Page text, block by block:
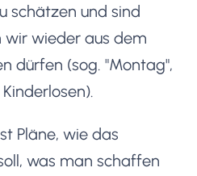
schätzen und sind
wir wieder aus dem
dürfen (sog. "Montag",
Pläne, wie das
was man schaffen